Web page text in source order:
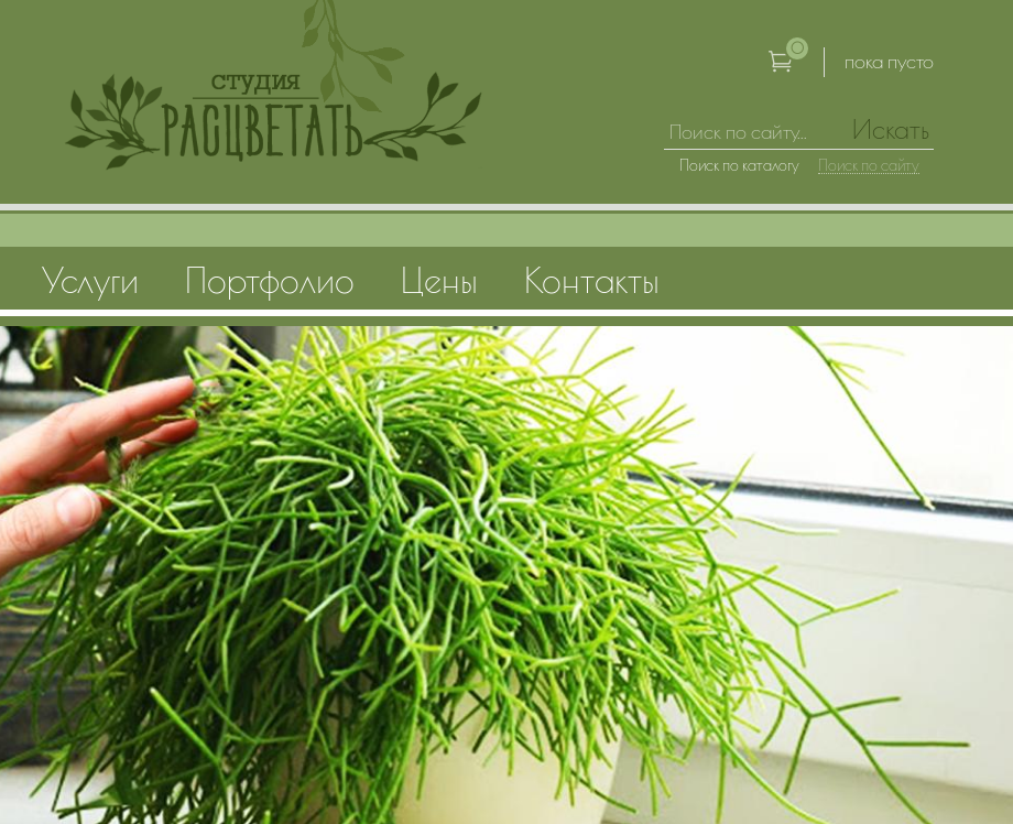
0
пока пусто
Искать
Поиск по каталогу Поиск по сайту
Услуги Портфолио Цены Контакты